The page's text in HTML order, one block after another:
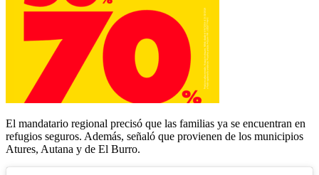
El mandatario regional precisó que las familias ya se encuentran en
refugios seguros. Además, señaló que provienen de los municipios
Atures, Autana y de El Burro.